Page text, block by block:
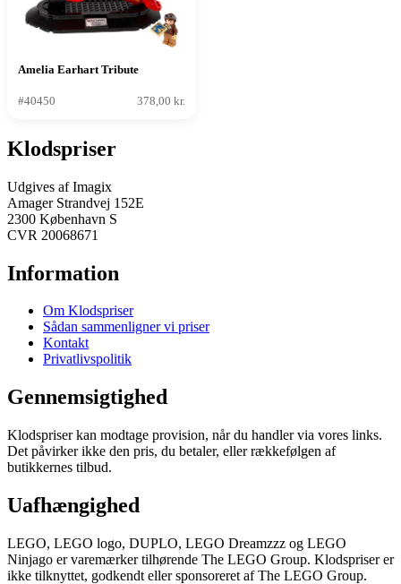
Amelia Earhart Tribute
#40450 378,00 kr.
Klodspriser
Udgives af Imagix
Amager Strandvej 152E
2300 København S
CVR 20068671
Information
Om Klodspriser
Sådan sammenligner vi priser
Kontakt
Privatlivspolitik
Gennemsigtighed
Klodspriser kan modtage provision, når du handler via vores links.
Det påvirker ikke den pris, du betaler, eller rækkefølgen af
butikkernes tilbud.
Uafhængighed
LEGO, LEGO logo, DUPLO, LEGO Dreamzzz og LEGO
Ninjago er varemærker tilhørende The LEGO Group. Klodspriser er
ikke tilknyttet, godkendt eller sponsoreret af The LEGO Group.